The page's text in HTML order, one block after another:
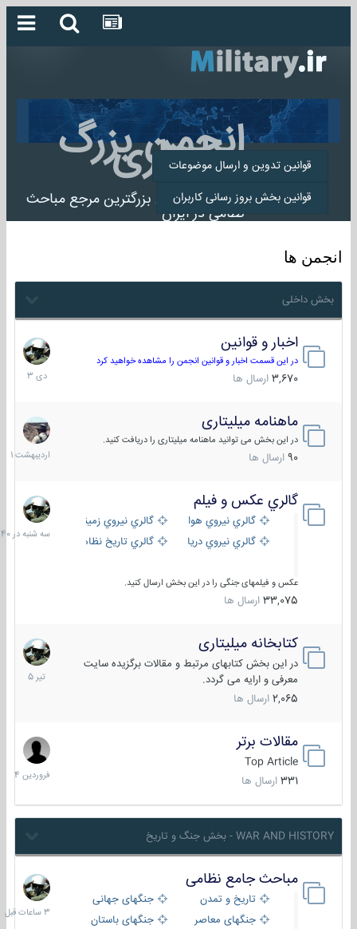
انجمن بزرگ
میلیتاری
انجمن میلیتاری بزرگترین مرجع مباحث
نظامی در ایران
قوانین تدوین و ارسال موضوعات
قوانین بخش بروز رسانی کاربران
انجمن ها
بخش داخلی
اخبار و قوانین
در این قسمت اخبار و قوانین انجمن را مشاهده خواهید کرد
3,670 ارسال ها
22
دی
1403
ماهنامه میلیتاری
در این بخش می توانید ماهنامه میلیتاری را دریافت کنید.
90 ارسال ها
30
1401
گالري عكس و فيلم
گالري نيروي هوايي
گالري نيروي زميني
گالري نيروي دريايي
گالري تاریخ نظامی
عکس و فیلمهای جنگی را در این بخش ارسال کنید.
33,075 ارسال ها
سه
شنبه
در
کتابخانه میلیتاری
در این بخش کتابهای مرتبط و مقالات برگزیده سایت
معرفی و ارایه می گردد.
2,065 ارسال ها
16
تیر
1405
مقالات برتر
Top Article
331 ارسال ها
29
فروردین
1404
WAR AND HISTORY - بخش جنگ و تاریخ
مباحث جامع نظامی
تاریخ و تمدن
جنگهای جهانی
جنگهای معاصر
جنگهای باستان
3
ساعات
قبل